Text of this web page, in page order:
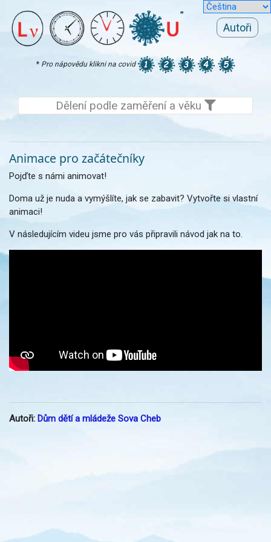
Autoři
* Pro nápovědu klikni na covid
Dělení podle zaměření a věku
Animace pro začátečníky
Pojďte s námi animovat!
Doma už je nuda a vymýšlíte, jak se zabavit? Vytvořte si vlastní
animaci!
V následujícím videu jsme pro vás připravili návod jak na to.
Autoři: Dům dětí a mládeže Sova Cheb